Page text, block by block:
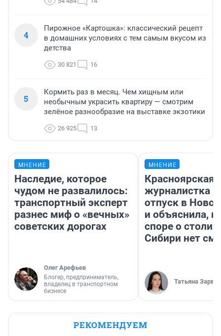
4
Пирожное «Картошка»: классический рецепт
в домашних условиях с тем самым вкусом из
детства
30 821 16
5
Кормить раз в месяц. Чем хищным или
необычным украсить квартиру — смотрим
зелёное разнообразие на выставке экзотики
26 925 13
МНЕНИЕ
Наследие, которое
чудом не развалилось:
транспортный эксперт
разнес миф о «вечных»
советских дорогах
Олег Арефьев
Блогер, предприниматель,
владелец в транспортном
бизнесе
МНЕНИЕ
Красноярская
журналистка
отпуск в
и объяснила,
споре о
Сибири нет
Татьяна Зарва
РЕКОМЕНДУЕМ